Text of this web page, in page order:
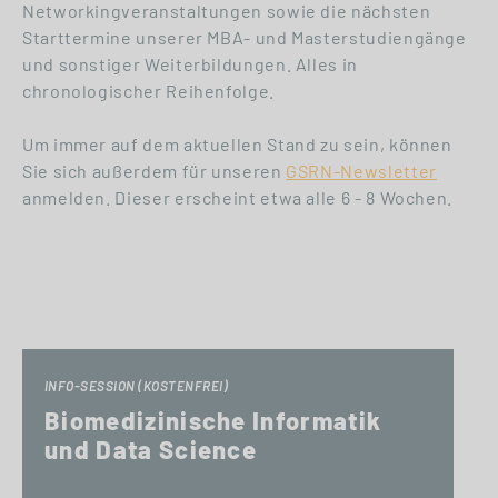
Networkingveranstaltungen sowie die nächsten
Starttermine unserer MBA- und Masterstudiengänge
und sonstiger Weiterbildungen. Alles in
chronologischer Reihenfolge.
Um immer auf dem aktuellen Stand zu sein, können
Sie sich außerdem für unseren GSRN-Newsletter
anmelden. Dieser erscheint etwa alle 6 - 8 Wochen.
INFO-SESSION (KOSTENFREI)
Biomedizinische Informatik
und Data Science